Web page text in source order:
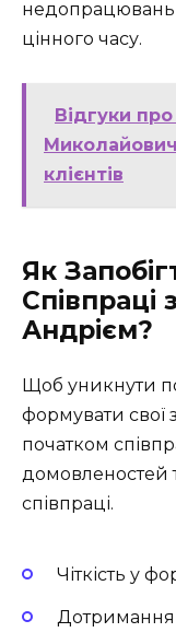
недопрацювань
цінного часу.
Відгуки
клієнтів
Як
Співпраці
Андрієм?
Щоб уникнути
формувати свої
початком
домовленостей
співпраці.
Чіткість у
Дотримання